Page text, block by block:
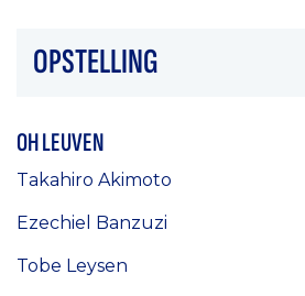
OPSTELLING
OH LEUVEN
Takahiro Akimoto
Ezechiel Banzuzi
Tobe Leysen